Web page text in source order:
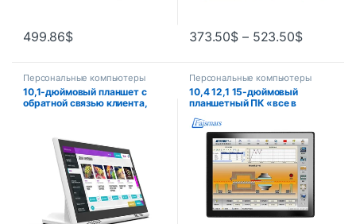
499.86$ 373.50$ – 523.50$
Персональные компьютеры
10,1-дюймовый планшет с
обратной связью клиента,
образный емкостный
сенсорный экран,
настольный планшет
Персональные компьютеры
10,4 12,1 15-дюймовый
планшетный ПК «все в
сенсорным экраном и окном
J1800 I3 I5 I7 Промышленный
мини-компьютер